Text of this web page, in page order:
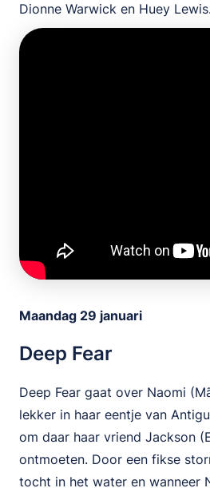
Dionne Warwick en Huey
Maandag 29 januari
Deep Fear
Deep Fear gaat over Naomi
lekker in haar eentje van
om daar haar vriend Jackson
ontmoeten. Door een fikse
tocht in het water en wanneer